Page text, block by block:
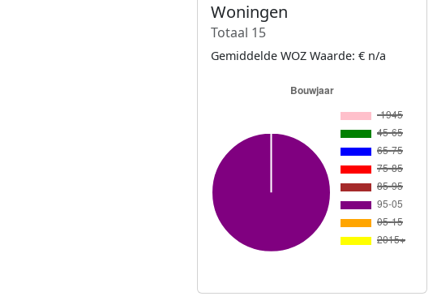
Woningen
Totaal 15
Gemiddelde WOZ Waarde: € n/a